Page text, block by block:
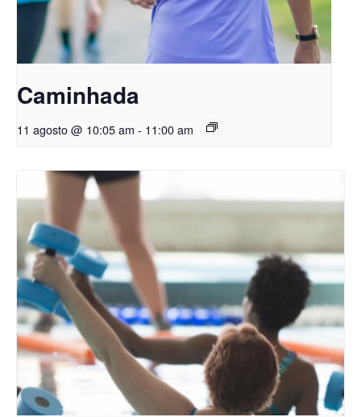
Caminhada
11 agosto @ 10:05 am - 11:00 am